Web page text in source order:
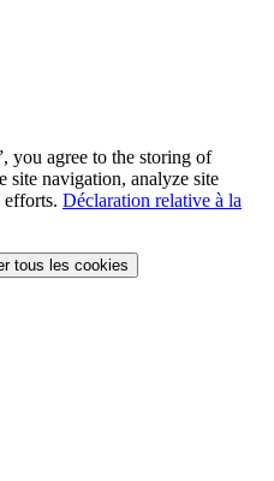
you agree to the storing of
site navigation, analyze site
efforts. Déclaration relative à la
tous les cookies